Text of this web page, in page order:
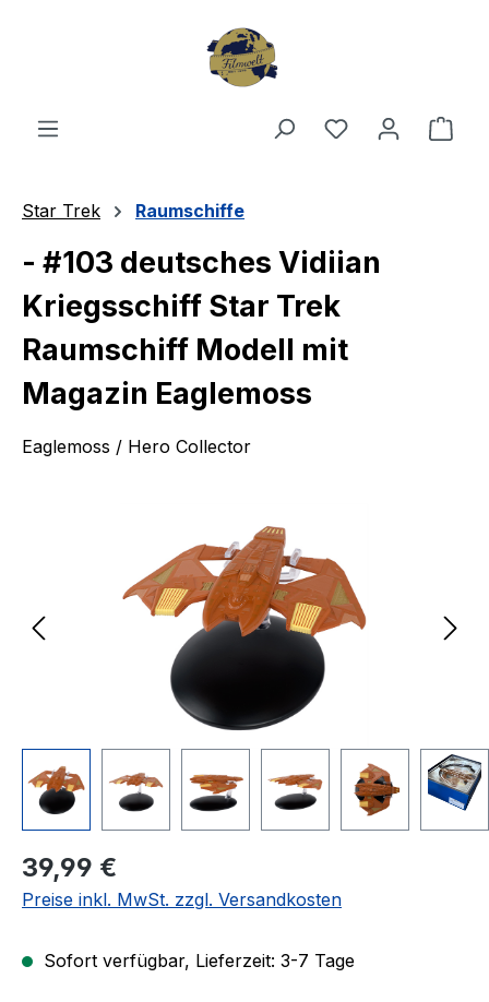
Du hast 0
Star Trek Raumschiffe
- #103 deutsches Vidiian
Kriegsschiff Star Trek
Raumschiff Modell mit
Magazin Eaglemoss
Eaglemoss / Hero Collector
Regulärer Preis:
39,99 €
Preise inkl. MwSt. zzgl. Versandkosten
Sofort verfügbar, Lieferzeit: 3-7 Tage